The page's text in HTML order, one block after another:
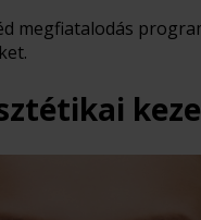
megfiatalodás